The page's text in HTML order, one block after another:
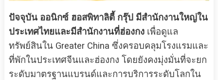
ปัจจุบัน ออนิกซ์ ฮอสพิทาลิตี้ กรุ๊ป มีสำนักงานใหญ่ใน
ประเทศไทยและมีสำนักงานที่ฮ่องกงเพื่อดูแล
ทรัพย์สินใน Greater China ซึ่งครอบคลุมโรงแรมและ
ที่พักในประเทศจีนและฮ่องกง โดยยังคงมุ่งมั่นที่จะยก
ระดับมาตรฐานแบรนด์และการบริการระดับโลกใน